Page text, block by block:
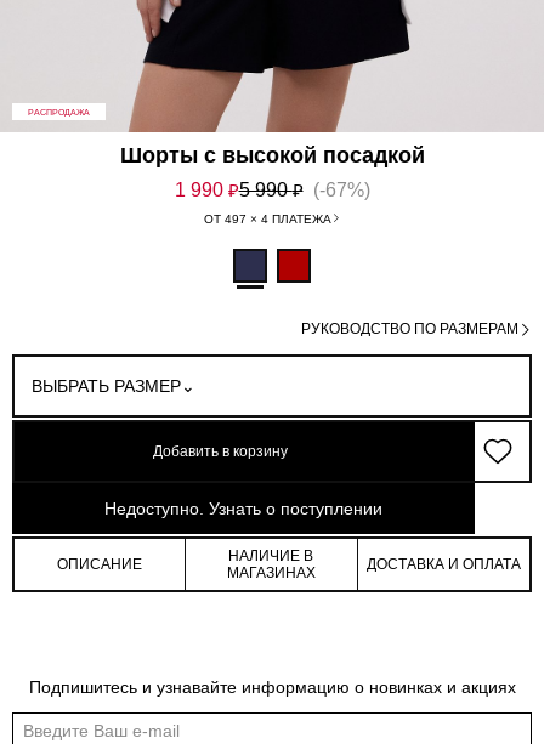
РАСПРОДАЖА
Шорты с высокой посадкой
1 990 ₽5 990₽ (-67%)
ОТ 497 × 4 ПЛАТЕЖА
ВЫБРАТЬ РАЗМЕР
РУКОВОДСТВО ПО РАЗМЕРАМ
Добавить в корзину
Недоступно. Узнать о поступлении
арт: 3-16705_50016-140
Обмеры изделия Таблица размеров
ОПИСАНИЕ
НАЛИЧИЕ В
МАГАЗИНАХ
ДОСТАВКА И ОПЛАТА
Подпишитесь и узнавайте информацию о новинках и акциях